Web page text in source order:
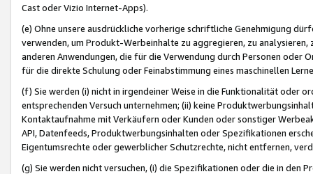
Cast oder Vizio Internet-Apps).
(e) Ohne unsere ausdrückliche vorherige schriftliche Genehmigung
verwenden, um Produkt-Werbeinhalte zu aggregieren, zu
anderen Anwendungen, die für die Verwendung durch Personen
für die direkte Schulung oder Feinabstimmung eines maschinellen
(f) Sie werden (i) nicht in irgendeiner Weise in die Funktionalität oder
entsprechenden Versuch unternehmen; (ii) keine
Kontaktaufnahme mit Verkäufern oder Kunden oder sonstiger
API, Datenfeeds, Produktwerbungsinhalten oder Spezifikationen
Eigentumsrechte oder gewerblicher Schutzrechte, nicht entfernen,
(g) Sie werden nicht versuchen, (i) die Spezifikationen oder die in